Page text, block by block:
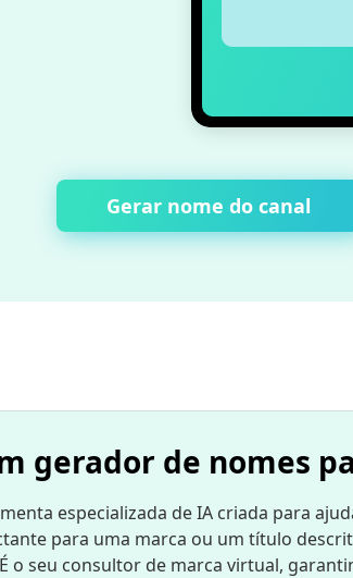
Gerar nome do canal
gerador de nomes
especializada de IA criada para
para uma marca ou um título
o seu consultor de marca virtual,